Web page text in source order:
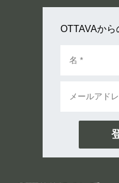
OTTAVAから